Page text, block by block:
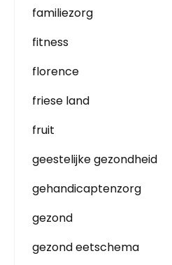
familiezorg
fitness
florence
friese land
fruit
geestelijke gezondheid
gehandicaptenzorg
gezond
gezond eetschema